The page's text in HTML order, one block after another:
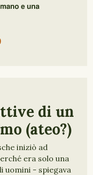
𝗲 𝘂𝗻𝗮
di un
(ateo?)
iniziò ad
era solo una
uomini - spiegava